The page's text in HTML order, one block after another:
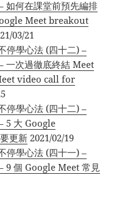
如何在課堂前預先編排
Meet breakout
03/21
停學心法 (四十二) –
一次過徹底終結 Meet
video call for
停學心法 (四十二) –
5 大 Google
更新 2021/02/19
停學心法 (四十一) –
9 個 Google Meet 常見